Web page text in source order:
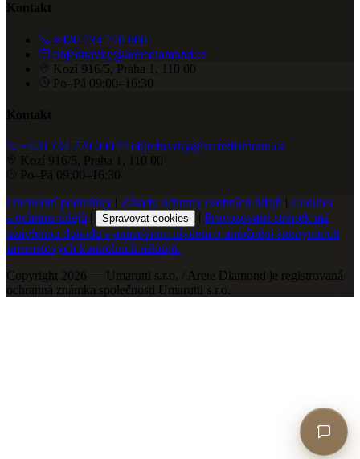
Kontakt
+420 734 770 000
objednavky@aretediamond.cz
Kozí 916/5, Praha 1, 110 00
Po–Pá 09:00–16:30
Kontakt
+420 734 770 000
objednavky@aretediamond.cz
Kozí 916/5, Praha 1, 110 00
Po–Pá 09:00–16:30
Obchodní podmínky | Zásady ochrany osobních údajů | Cookies
a ochrana údajů | Spravovat cookies | Provozovatel stránek má
uzavřenou dohodu s puncovním úřadem o umožnění anonymních
internetových kontrolních nákupů.
Copyright 2026 — Umarutti s.r.o. / Arete Diamond je registrovaná
ochranná známka společnosti Umarutti s.r.o.